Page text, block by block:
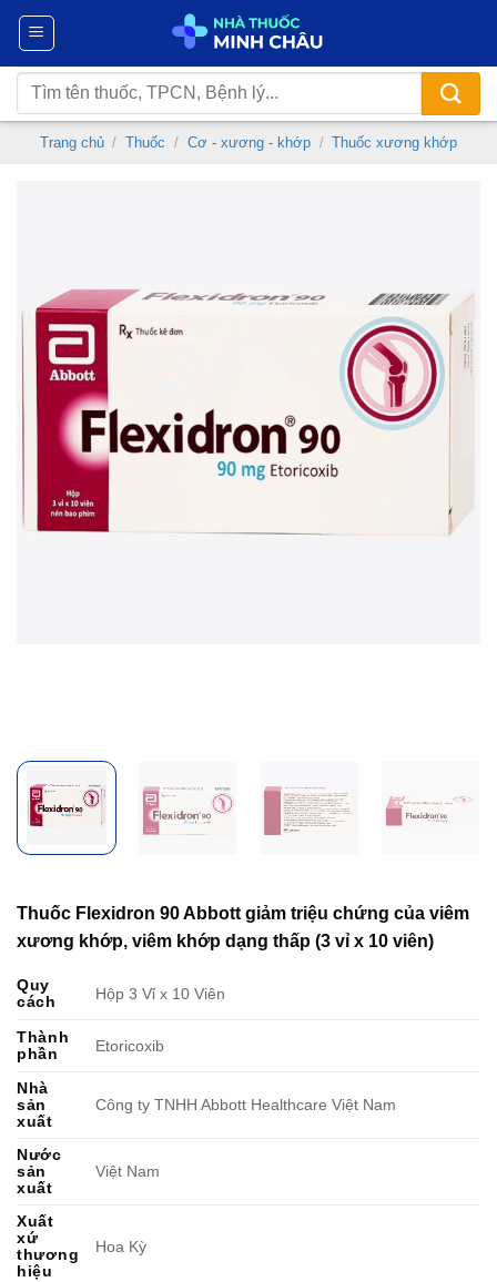
Chuyển
nội
dung
Tìm
kiếm:
Trang chủ / Thuốc / Cơ - xương - khớp / Thuốc xương khớp
Thuốc Flexidron 90 Abbott giảm triệu chứng của viêm
xương khớp, viêm khớp dạng thấp (3 vỉ x 10 viên)
Quy
cách
Hộp 3 Vỉ x 10 Viên
Thành
phần
Etoricoxib
Nhà
sản
xuất
Công ty TNHH Abbott Healthcare Việt Nam
Nước
sản
xuất
Việt Nam
Xuất
xứ
thương
hiệu
Hoa Kỳ